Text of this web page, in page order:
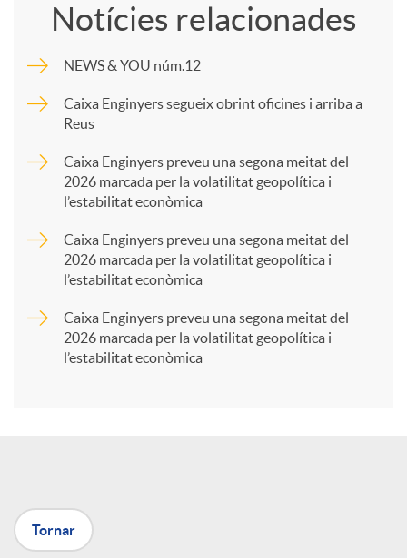
m
p
a
X
Notícies relacionades
NEWS & YOU núm.12
Caixa Enginyers segueix obrint oficines i arriba a
Reus
Caixa Enginyers preveu una segona meitat del
2026 marcada per la volatilitat geopolítica i
l’estabilitat econòmica
Caixa Enginyers preveu una segona meitat del
2026 marcada per la volatilitat geopolítica i
l’estabilitat econòmica
Caixa Enginyers preveu una segona meitat del
2026 marcada per la volatilitat geopolítica i
l’estabilitat econòmica
Tornar